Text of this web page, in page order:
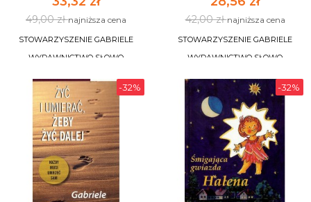
49,00 złnajniższa cena
STOWARZYSZENIE GABRIELE
WYDAWNICTWO SŁOWO
42,00 złnajniższa cena
STOWARZYSZENIE GABRIELE
WYDAWNICTWO SŁOWO
DO KOSZYKA
-32% -32%